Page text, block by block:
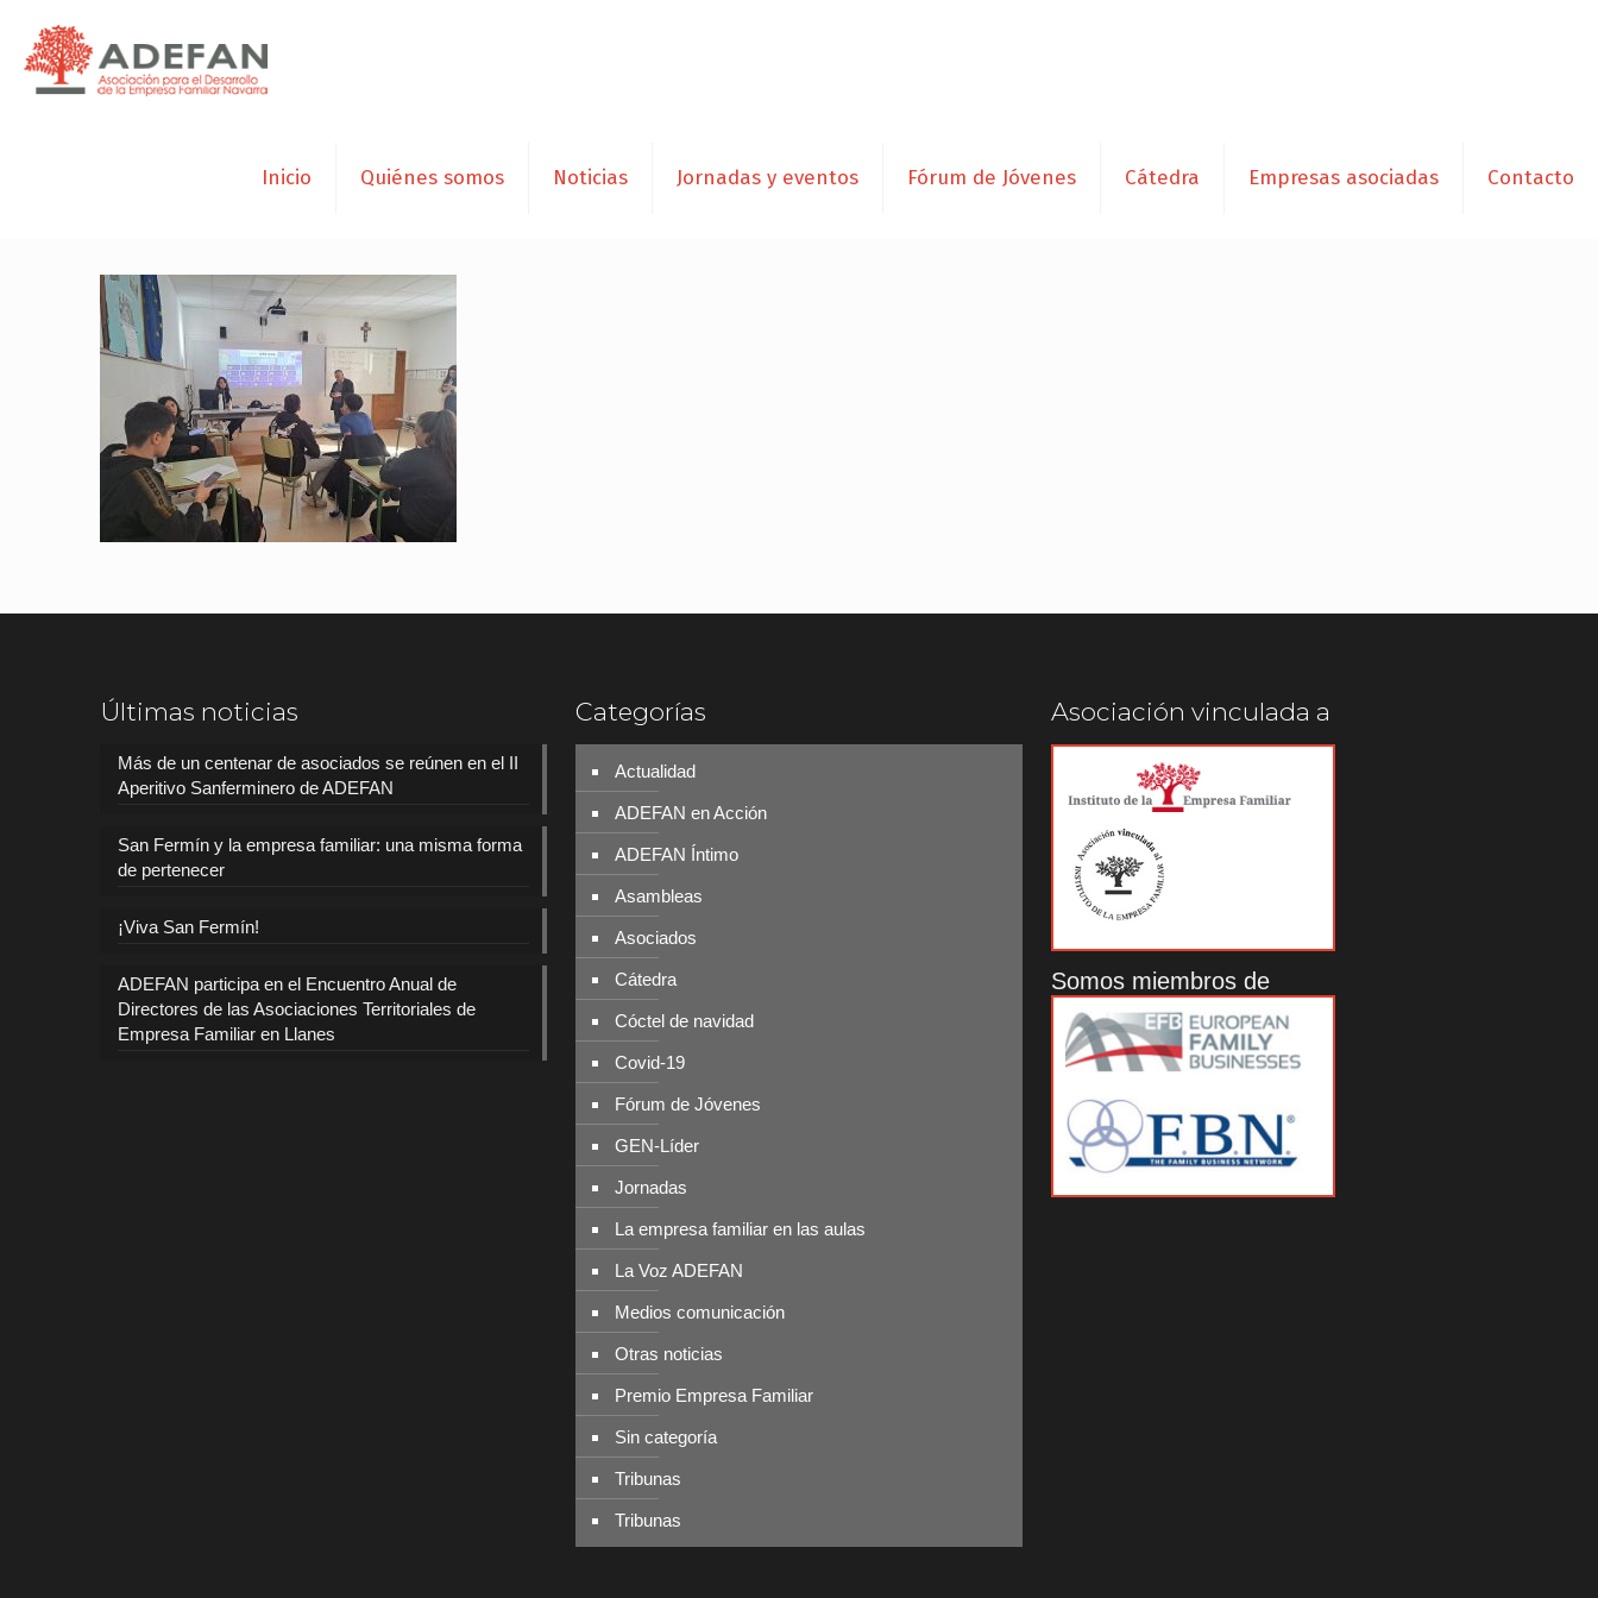
Inicio Quiénes somos Noticias Jornadas y eventos Fórum de Jóvenes Cátedra Empresas asociadas Contacto
Últimas noticias
Más de un centenar de asociados se reúnen en el II
Aperitivo Sanferminero de ADEFAN
San Fermín y la empresa familiar: una misma forma
de pertenecer
¡Viva San Fermín!
ADEFAN participa en el Encuentro Anual de
Directores de las Asociaciones Territoriales de
Empresa Familiar en Llanes
Categorías
Actualidad
ADEFAN en Acción
ADEFAN Íntimo
Asambleas
Asociados
Cátedra
Cóctel de navidad
Covid-19
Fórum de Jóvenes
GEN-Líder
Jornadas
La empresa familiar en las aulas
La Voz ADEFAN
Medios comunicación
Otras noticias
Premio Empresa Familiar
Sin categoría
Tribunas
Tribunas
Asociación vinculada a
Somos miembros de